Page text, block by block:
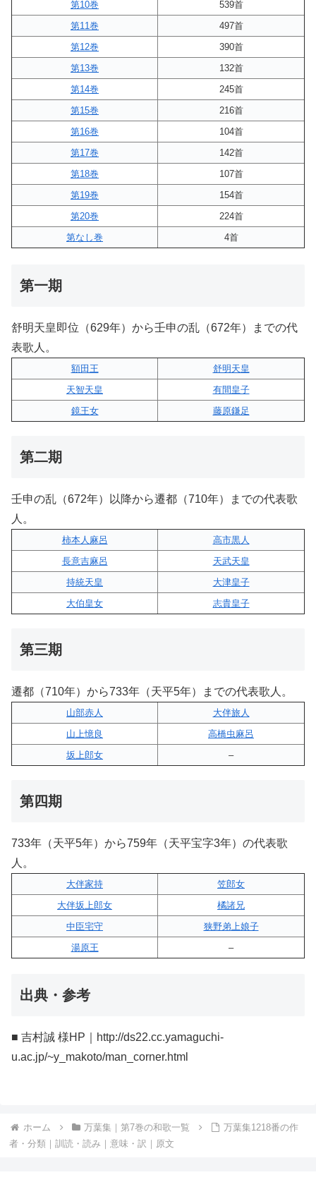
第10巻
539首
第11巻
497首
第12巻
390首
第13巻
132首
第14巻
245首
第15巻
216首
第16巻
104首
第17巻
142首
第18巻
107首
第19巻
154首
第20巻
224首
第なし巻
4首
第一期
舒明天皇即位（629年）から壬申の乱（672年）までの代
表歌人。
額田王
舒明天皇
天智天皇
有間皇子
鏡王女
藤原鎌足
第二期
壬申の乱（672年）以降から遷都（710年）までの代表歌
人。
柿本人麻呂
高市黒人
長意吉麻呂
天武天皇
持統天皇
大津皇子
大伯皇女
志貴皇子
第三期
遷都（710年）から733年（天平5年）までの代表歌人。
山部赤人
大伴旅人
山上憶良
高橋虫麻呂
坂上郎女
–
第四期
733年（天平5年）から759年（天平宝字3年）の代表歌
人。
大伴家持
笠郎女
大伴坂上郎女
橘諸兄
中臣宅守
狭野弟上娘子
湯原王
–
出典・参考
■ 吉村誠 様HP｜http://ds22.cc.yamaguchi-
u.ac.jp/~y_makoto/man_corner.html
ホーム 万葉集｜第7巻の和歌一覧
万葉集1218番の作
者・分類｜訓読・読み｜意味・訳｜原文